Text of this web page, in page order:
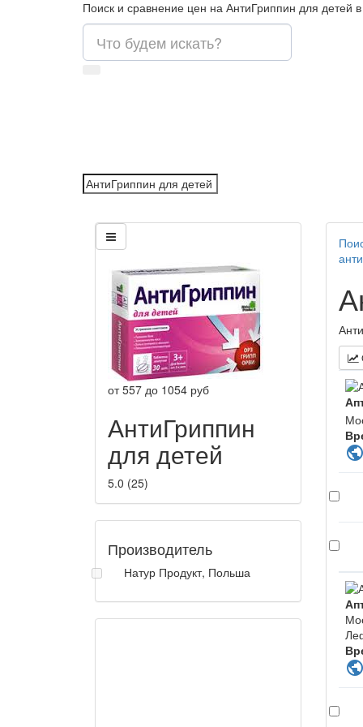
Поиск и сравнение цен на АнтиГриппин для детей в
от557 до 1054 руб
АнтиГриппин
для детей
5.0 (25)
Производитель
Натур Продукт, Польша
public
public